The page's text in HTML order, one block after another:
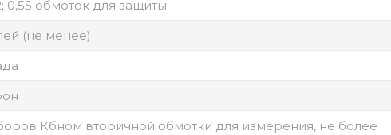
0,5S обмоток для защиты
(не менее)
Кбном вторичной обмотки для измерения, не более